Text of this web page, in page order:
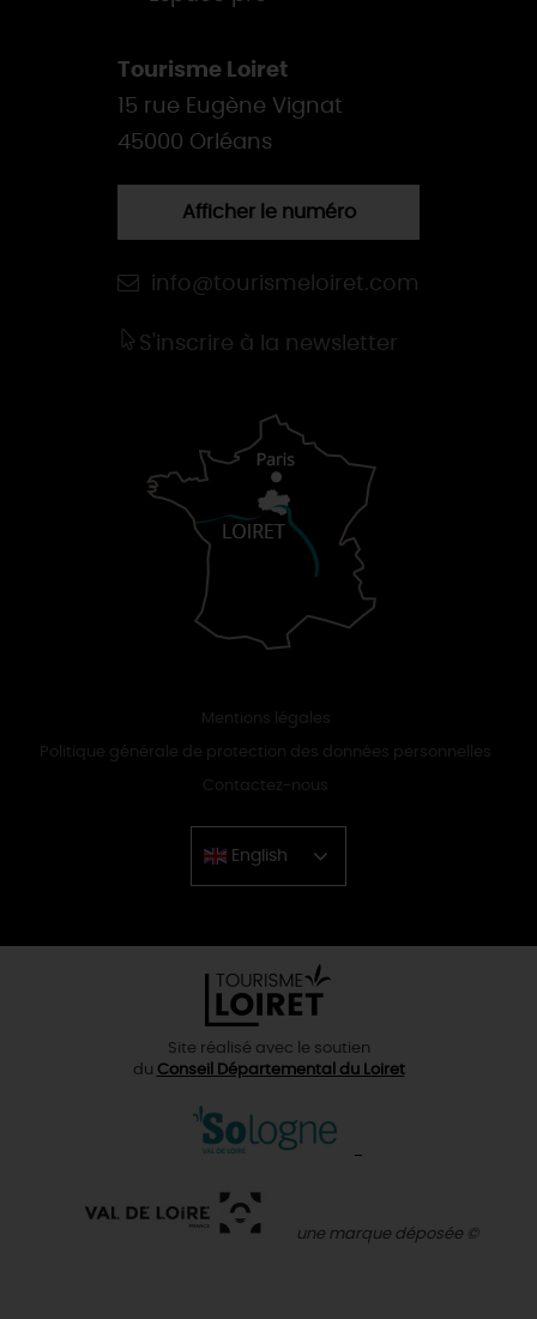
Tourisme Loiret
15 rue Eugène Vignat
45000 Orléans
Afficher le numéro
info@tourismeloiret.com
S'inscrire à la newsletter
Mentions légales
Politique générale de protection des données personnelles
Contactez-nous
English
Chinese
Site réalisé avec le soutien
du Conseil Départemental du Loiret
une marque déposée ©